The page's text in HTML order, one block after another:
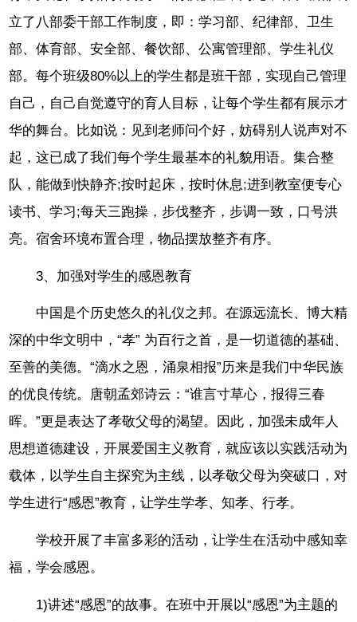
立了八部委干部工作制度，即：学习部、纪律部、卫生
部、体育部、安全部、餐饮部、公寓管理部、学生礼仪
部。每个班级80%以上的学生都是班干部，实现自己管理
自己，自己自觉遵守的育人目标，让每个学生都有展示才
华的舞台。比如说：见到老师问个好，妨碍别人说声对不
起，这已成了我们每个学生最基本的礼貌用语。集合整
队，能做到快静齐;按时起床，按时休息;进到教室便专心
读书、学习;每天三跑操，步伐整齐，步调一致，口号洪
亮。宿舍环境布置合理，物品摆放整齐有序。
3、加强对学生的感恩教育
中国是个历史悠久的礼仪之邦。在源远流长、博大精
深的中华文明中，“孝” 为百行之首，是一切道德的基础、
至善的美德。“滴水之恩，涌泉相报”历来是我们中华民族
的优良传统。唐朝孟郊诗云：“谁言寸草心，报得三春
晖。”更是表达了孝敬父母的渴望。因此，加强未成年人
思想道德建设，开展爱国主义教育，就应该以实践活动为
载体，以学生自主探究为主线，以孝敬父母为突破口，对
学生进行“感恩”教育，让学生学孝、知孝、行孝。
学校开展了丰富多彩的活动，让学生在活动中感知幸
福，学会感恩。
1)讲述“感恩”的故事。在班中开展以“感恩”为主题的